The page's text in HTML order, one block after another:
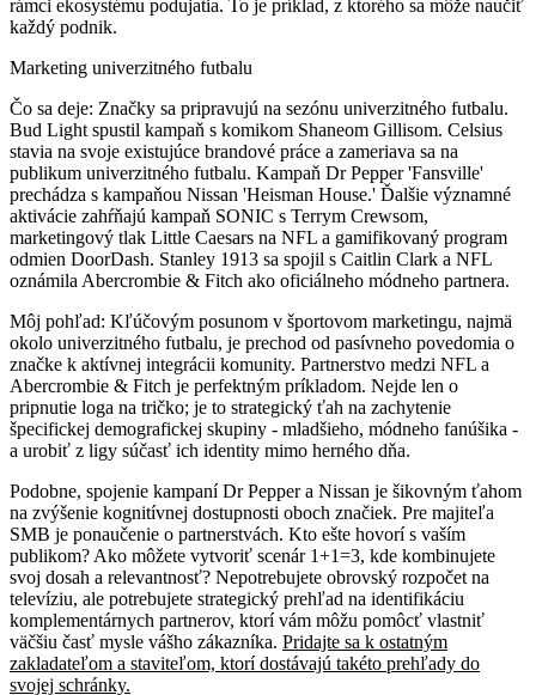
rámci ekosystému podujatia. To je príklad, z ktorého sa môže naučiť
každý podnik.
Marketing univerzitného futbalu
Čo sa deje: Značky sa pripravujú na sezónu univerzitného futbalu.
Bud Light spustil kampaň s komikom Shaneom Gillisom. Celsius
stavia na svoje existujúce brandové práce a zameriava sa na
publikum univerzitného futbalu. Kampaň Dr Pepper 'Fansville'
prechádza s kampaňou Nissan 'Heisman House.' Ďalšie významné
aktivácie zahŕňajú kampaň SONIC s Terrym Crewsom,
marketingový tlak Little Caesars na NFL a gamifikovaný program
odmien DoorDash. Stanley 1913 sa spojil s Caitlin Clark a NFL
oznámila Abercrombie & Fitch ako oficiálneho módneho partnera.
Môj pohľad: Kľúčovým posunom v športovom marketingu, najmä
okolo univerzitného futbalu, je prechod od pasívneho povedomia o
značke k aktívnej integrácii komunity. Partnerstvo medzi NFL a
Abercrombie & Fitch je perfektným príkladom. Nejde len o
pripnutie loga na tričko; je to strategický ťah na zachytenie
špecifickej demografickej skupiny - mladšieho, módneho fanúšika -
a urobiť z ligy súčasť ich identity mimo herného dňa.
Podobne, spojenie kampaní Dr Pepper a Nissan je šikovným ťahom
na zvýšenie kognitívnej dostupnosti oboch značiek. Pre majiteľa
SMB je ponaučenie o partnerstvách. Kto ešte hovorí s vaším
publikom? Ako môžete vytvoriť scenár 1+1=3, kde kombinujete
svoj dosah a relevantnosť? Nepotrebujete obrovský rozpočet na
televíziu, ale potrebujete strategický prehľad na identifikáciu
komplementárnych partnerov, ktorí vám môžu pomôcť vlastniť
väčšiu časť mysle vášho zákazníka. Pridajte sa k ostatným
zakladateľom a staviteľom, ktorí dostávajú takéto prehľady do
svojej schránky.